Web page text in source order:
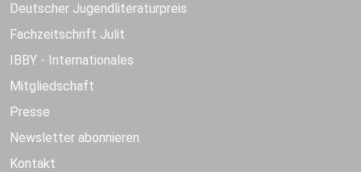
Deutscher Jugendliteraturpreis
Fachzeitschrift Julit
IBBY - Internationales
Mitgliedschaft
Presse
Newsletter abonnieren
Kontakt